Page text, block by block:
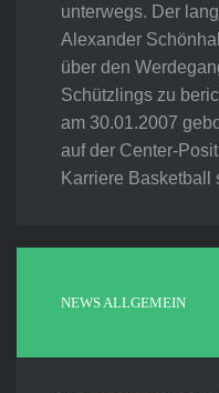
unterwegs. Der
Alexander
über den
Schützlings zu
am 30.01.2007
auf der Center-
Karriere Basketball
NEWS ALLGEMEIN